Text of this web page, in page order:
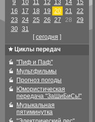
9
10 11 12 13 14
15
16
17 18 19 20 21
22
23
24 25 26 27 28
29
30
31
[cегодня ]
Циклы передач
"Пиф и Паф"
Мультфильмы
Прогноз погоды
Юмористическая
передача "ЗаШиБиСь!"
Музыкальная
пятиминутка